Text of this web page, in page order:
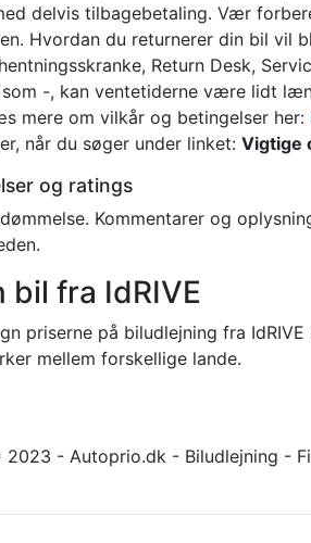
delvis tilbagebetaling. Vær
Hvordan du returnerer din bil vil
Return Desk,
-, kan ventetiderne være lidt
mere om vilkår og betingelser her:
når du søger under linket: Vigtige
og ratings
Kommentarer og
bil fra IdRIVE
priserne på biludlejning fra
mellem forskellige lande.
- Autoprio.dk - Biludlejning -